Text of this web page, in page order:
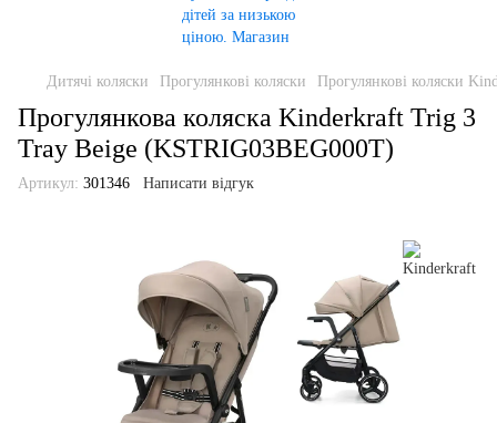
Дитячі коляски Прогулянкові коляски Прогулянкові коляски
Прогулянкова коляска Kinderkraft Trig 3
Tray Beige (KSTRIG03BEG000T)
Артикул: 301346 Написати відгук